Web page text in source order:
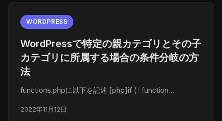
WORDPRESS
WordPressで特定の親カテゴリとその子
カテゴリに所属する場合の条件分岐の方
法
functions.phpに以下を記述 [php]if ( ! function…
2022年11月12日